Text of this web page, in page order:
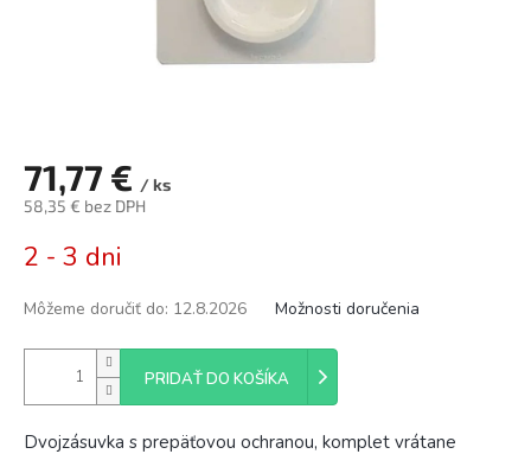
71,77 € / ks
58,35 € bez DPH
cena:
2 - 3 dni
Môžeme doručiť do: 12.8.2026 Možnosti doručenia
PRIDAŤ DO KOŠÍKA
Dvojzásuvka s prepäťovou ochranou, komplet vrátane